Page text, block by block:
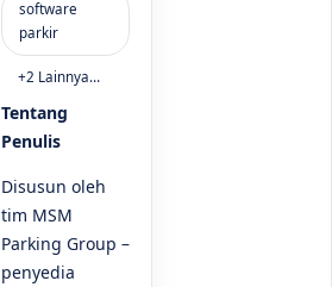
Tentang
Penulis
Disusun oleh
tim MSM
Parking Group –
penyedia